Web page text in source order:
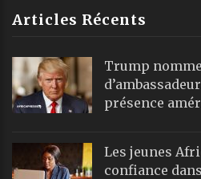
Articles Récents
Trump
présence
Les jeunes
confiance